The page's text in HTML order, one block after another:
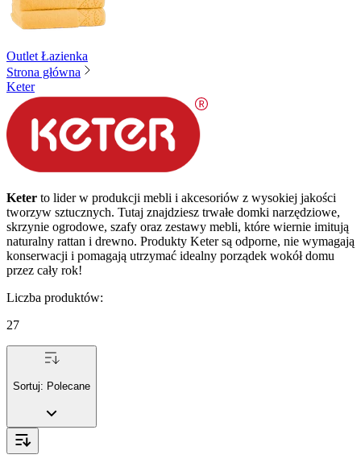
Outlet Łazienka
Strona główna
Keter
Keter to lider w produkcji mebli i akcesoriów z wysokiej jakości
tworzyw sztucznych. Tutaj znajdziesz trwałe domki narzędziowe,
skrzynie ogrodowe, szafy oraz zestawy mebli, które wiernie imitują
naturalny rattan i drewno. Produkty Keter są odporne, nie wymagają
konserwacji i pomagają utrzymać idealny porządek wokół domu
przez cały rok!
Liczba produktów:
27
Sortuj: Polecane